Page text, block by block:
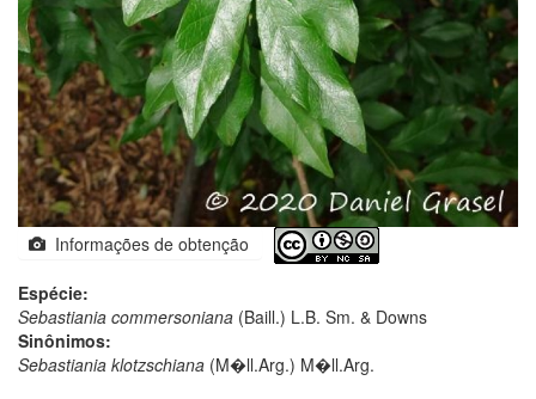
Informações de obtenção
Espécie:
Sebastiania commersoniana (Baill.) L.B. Sm. & Downs
Sinônimos:
Sebastiania klotzschiana (M�ll.Arg.) M�ll.Arg.